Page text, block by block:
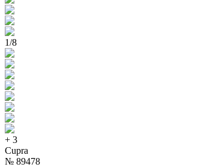
1/8
+ 3
Cupra
№ 89478